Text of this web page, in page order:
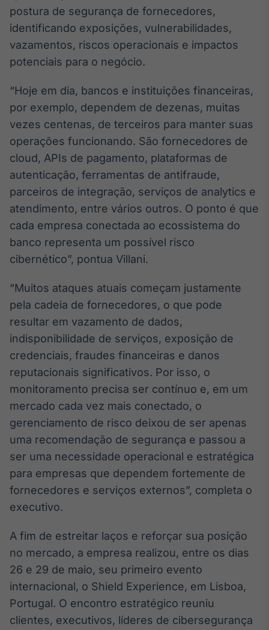
IA
Em breve
BroadFast
Em breve
Gestão de
Investimentos
Em breve
Tokenização
Crédito
Em breve
postura de segurança de fornecedores,
identificando exposições, vulnerabilidades,
vazamentos, riscos operacionais e impactos
potenciais para o negócio.
“Hoje em dia, bancos e instituições financeiras,
por exemplo, dependem de dezenas, muitas
vezes centenas, de terceiros para manter suas
operações funcionando. São fornecedores de
cloud, APIs de pagamento, plataformas de
autenticação, ferramentas de antifraude,
parceiros de integração, serviços de analytics e
atendimento, entre vários outros. O ponto é que
cada empresa conectada ao ecossistema do
banco representa um possível risco
cibernético”, pontua Villani.
“Muitos ataques atuais começam justamente
pela cadeia de fornecedores, o que pode
resultar em vazamento de dados,
indisponibilidade de serviços, exposição de
credenciais, fraudes financeiras e danos
reputacionais significativos. Por isso, o
monitoramento precisa ser contínuo e, em um
mercado cada vez mais conectado, o
gerenciamento de risco deixou de ser apenas
uma recomendação de segurança e passou a
ser uma necessidade operacional e estratégica
para empresas que dependem fortemente de
fornecedores e serviços externos”, completa o
executivo.
A fim de estreitar laços e reforçar sua posição
no mercado, a empresa realizou, entre os dias
26 e 29 de maio, seu primeiro evento
internacional, o Shield Experience, em Lisboa,
Portugal. O encontro estratégico reuniu
clientes, executivos, líderes de cibersegurança